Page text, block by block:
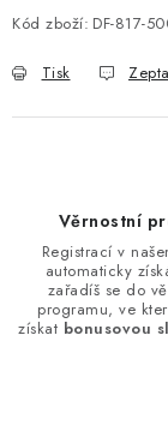
Kód zboží: DF-817-
Tisk
Věrnostní
Registrací v
automaticky
zařadíš se do
programu, ve
získat bonusovou